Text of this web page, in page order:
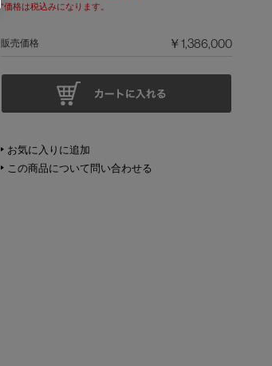
*価格は税込みになります。
販売価格 ￥1,386,000
お気に入りに追加
この商品について問い合わせる